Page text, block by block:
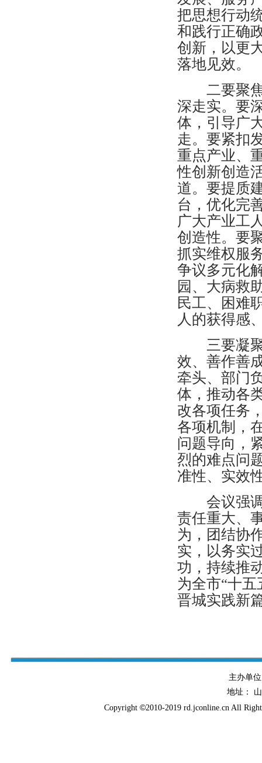
把思想行动
和践行正确
创新，以更
落地见效。
二要聚焦
深走实。要
体，引导广
走。要紧扣
重点产业、
性创新创造
道。要提质
台，优化完
广大产业工
创造性。要
抓实维权服
争议多元化
园、大病救
民工、困难
人的获得感
三要凝聚
效、善作善
牵头、部门
体，推动各
改各项任务
各项机制，
问题导向，
烈的难点问
准性、实效
会议强调
责任重大、
为，团结协
实，以务实
功，持续推
为全市“十
晋城实践新
主办
地址：
Copyright ©2010-2019 rd.jconline.cn All